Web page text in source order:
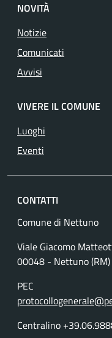
NOVITÀ
Notizie
Comunicati
Avvisi
VIVERE IL COMUNE
Luoghi
Eventi
CONTATTI
Comune di Nettuno
Viale Giacomo
00048 - Nettuno (RM)
PEC
Centralino